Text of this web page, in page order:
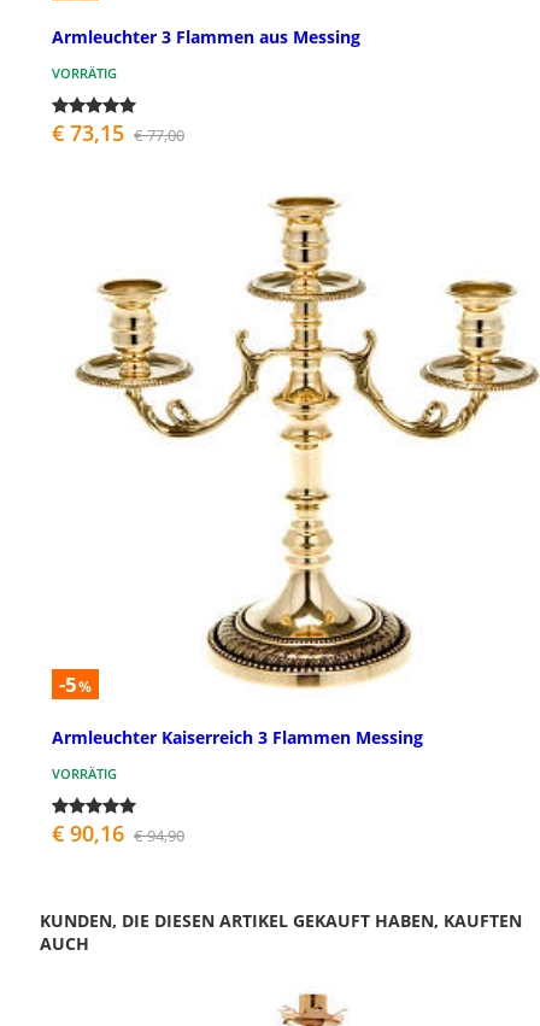
Armleuchter 3 Flammen aus Messing
VORRÄTIG
€ 73,15 € 77,00
-5%
Armleuchter Kaiserreich 3 Flammen Messing
VORRÄTIG
€ 90,16 € 94,90
KUNDEN, DIE DIESEN ARTIKEL GEKAUFT HABEN, KAUFTEN
AUCH